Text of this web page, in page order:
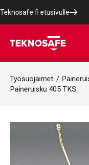
Teknosafe.fi etusivulle
Työsuojaimet /
Paineruisku 405 TKS